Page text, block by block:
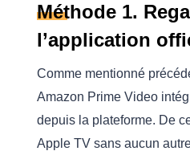
Méthode 1.
l’application
Comme mentionné
Amazon Prime Video
depuis la plateforme. De
Apple TV sans aucun